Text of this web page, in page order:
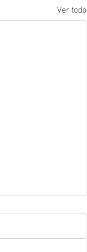
Ver todo